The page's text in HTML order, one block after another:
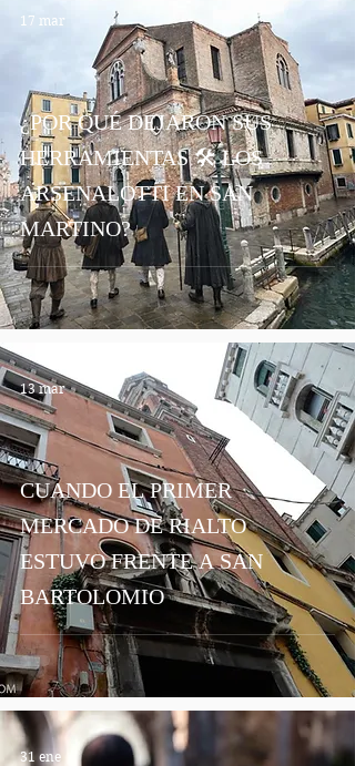
¿POR QUÉ DEJARON SUS
HERRAMIENTAS 🛠 LOS
ARSENALOTTI EN SAN
MARTINO?
17 mar
CUANDO EL PRIMER
MERCADO DE RIALTO
ESTUVO FRENTE A SAN
BARTOLOMIO
13 mar
31 ene